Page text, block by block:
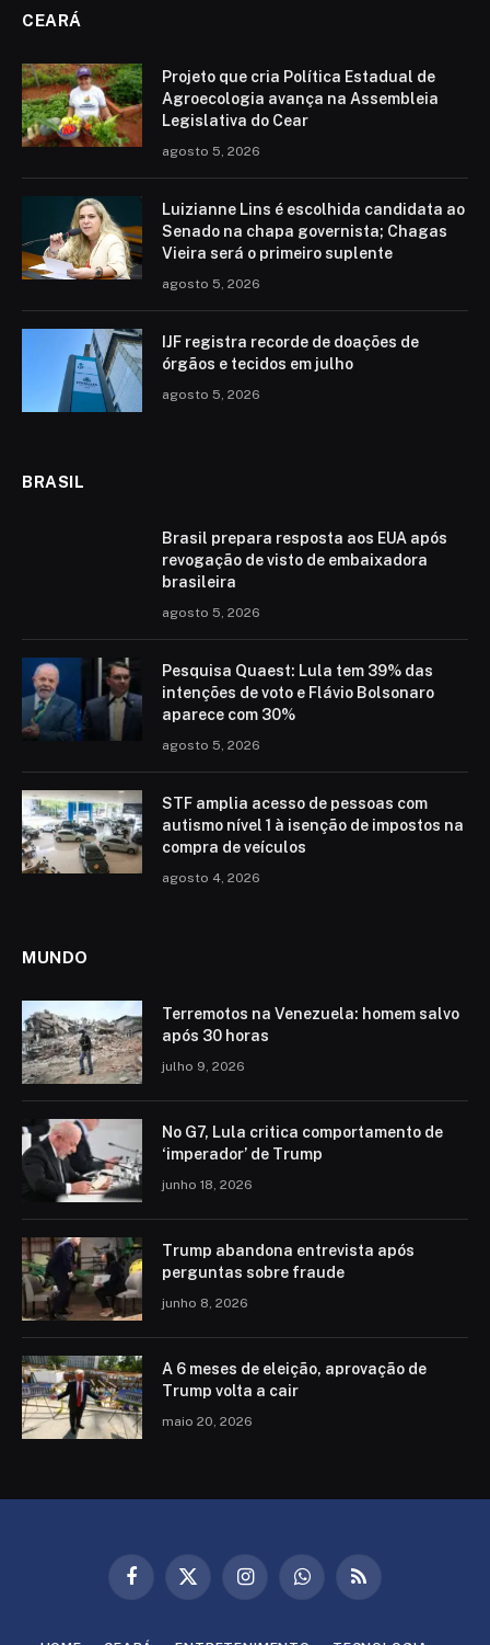
CEARÁ
Projeto que cria Política Estadual de
Agroecologia avança na Assembleia
Legislativa do Cear
agosto 5, 2026
Luizianne Lins é escolhida candidata ao
Senado na chapa governista; Chagas
Vieira será o primeiro suplente
agosto 5, 2026
IJF registra recorde de doações de
órgãos e tecidos em julho
agosto 5, 2026
BRASIL
Brasil prepara resposta aos EUA após
revogação de visto de embaixadora
brasileira
agosto 5, 2026
Pesquisa Quaest: Lula tem 39% das
intenções de voto e Flávio Bolsonaro
aparece com 30%
agosto 5, 2026
STF amplia acesso de pessoas com
autismo nível 1 à isenção de impostos na
compra de veículos
agosto 4, 2026
MUNDO
Terremotos na Venezuela: homem salvo
após 30 horas
julho 9, 2026
No G7, Lula critica comportamento de
‘imperador’ de Trump
junho 18, 2026
Trump abandona entrevista após
perguntas sobre fraude
junho 8, 2026
A 6 meses de eleição, aprovação de
Trump volta a cair
maio 20, 2026
Facebook
X
InstagramWhatsAppRSS